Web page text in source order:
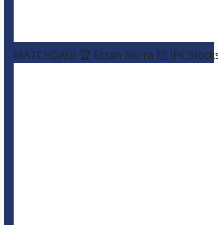
MATCHDAG! 🏆 Ettan Norra 🆚 IFK